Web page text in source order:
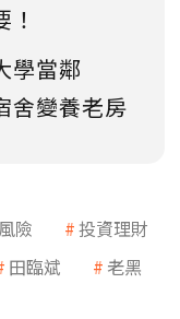
學當鄰
舍變養老房
險
投資理財
田臨斌
老黑